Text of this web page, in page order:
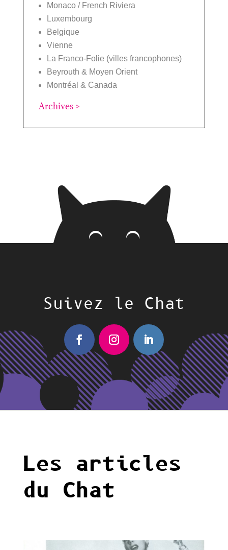
Monaco / French Riviera
Luxembourg
Belgique
Vienne
La Franco-Folie (villes francophones)
Beyrouth & Moyen Orient
Montréal & Canada
Archives >
Suivez le Chat
Les articles
du Chat